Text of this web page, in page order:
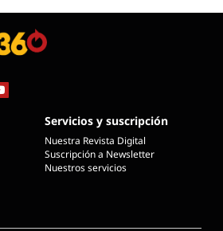
Servicios y suscripción
Nuestra Revista Digital
Suscripción a Newsletter
Nuestros servicios